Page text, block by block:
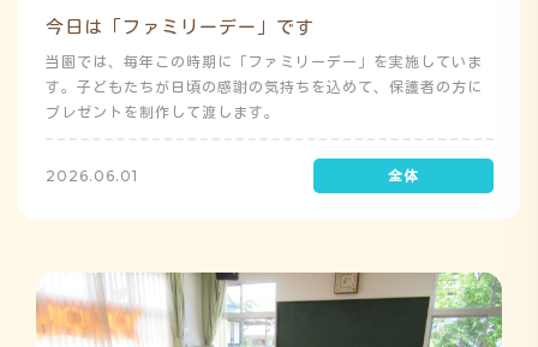
今日は「ファミリーデー」です
当園では、毎年この時期に「ファミリーデー」を実施していま
す。子どもたちが日頃の感謝の気持ちを込めて、保護者の方に
プレゼントを制作して渡します。
2026.06.01